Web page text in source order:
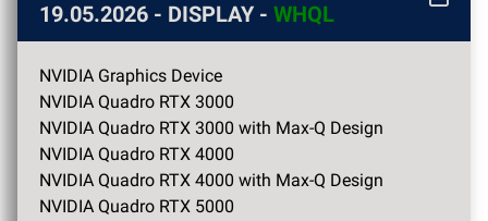
19.05.2026 - DISPLAY - WHQL
NVIDIA Graphics Device
NVIDIA Quadro RTX 3000
NVIDIA Quadro RTX 3000 with Max-Q Design
NVIDIA Quadro RTX 4000
NVIDIA Quadro RTX 4000 with Max-Q Design
NVIDIA Quadro RTX 5000